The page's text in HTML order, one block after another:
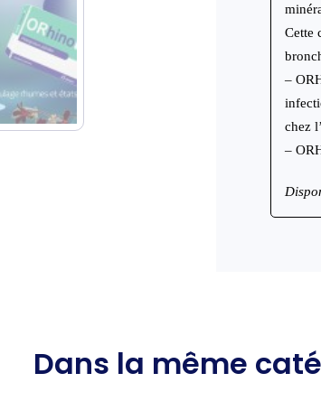
Cette
–
chez
–
Dans la même